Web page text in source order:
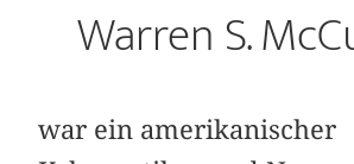
Warren S.
war ein amerikanischer